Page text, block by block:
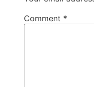
Comment *